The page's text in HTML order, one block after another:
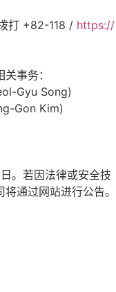
打 +82-118 / https://
事务：
Gyu Song)
Gon Kim)
。若因法律或安全技
通过网站进行公告。